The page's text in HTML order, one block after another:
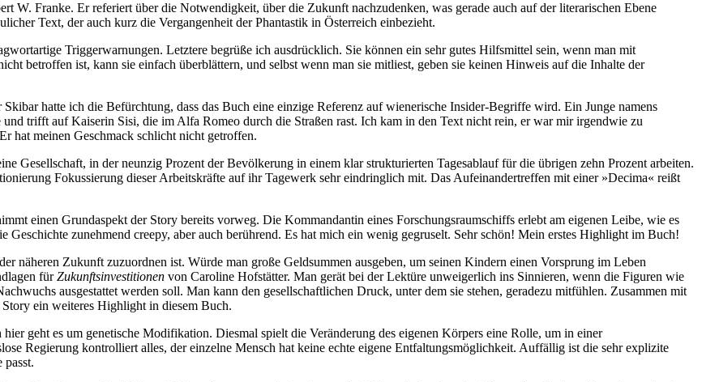
W. Franke. Er referiert über die Notwendigkeit, über die Zukunft nachzudenken, was gerade auch auf der literarischen Ebene
Text, der auch kurz die Vergangenheit der Phantastik in Österreich einbezieht.
Triggerwarnungen. Letztere begrüße ich ausdrücklich. Sie können ein sehr gutes Hilfsmittel sein, wenn man mit
betroffen ist, kann sie einfach überblättern, und selbst wenn man sie mitliest, geben sie keinen Hinweis auf die Inhalte der
hatte ich die Befürchtung, dass das Buch eine einzige Referenz auf wienerische Insider-Begriffe wird. Ein Junge namens
trifft auf Kaiserin Sisi, die im Alfa Romeo durch die Straßen rast. Ich kam in den Text nicht rein, er war mir irgendwie zu
hat meinen Geschmack schlicht nicht getroffen.
Gesellschaft, in der neunzig Prozent der Bevölkerung in einem klar strukturierten Tagesablauf für die übrigen zehn Prozent arbeiten.
Fokussierung dieser Arbeitskräfte auf ihr Tagewerk sehr eindringlich mit. Das Aufeinandertreffen mit einer »Decima« reißt
einen Grundaspekt der Story bereits vorweg. Die Kommandantin eines Forschungsraumschiffs erlebt am eigenen Leibe, wie es
zunehmend creepy, aber auch berührend. Es hat mich ein wenig gegruselt. Sehr schön! Mein erstes Highlight im Buch!
näheren Zukunft zuzuordnen ist. Würde man große Geldsummen ausgeben, um seinen Kindern einen Vorsprung im Leben
fürZukunftsinvestitionen von Caroline Hofstätter. Man gerät bei der Lektüre unweigerlich ins Sinnieren, wenn die Figuren wie
ausgestattet werden soll. Man kann den gesellschaftlichen Druck, unter dem sie stehen, geradezu mitfühlen. Zusammen mit
ein weiteres Highlight in diesem Buch.
geht es um genetische Modifikation. Diesmal spielt die Veränderung des eigenen Körpers eine Rolle, um in einer
Regierung kontrolliert alles, der einzelne Mensch hat keine echte eigene Entfaltungsmöglichkeit. Auffällig ist die sehr explizite
passt.